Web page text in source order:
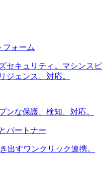
フォーム
セキュリティ。マシンスピ
ジェンス、対応。
ンな保護、検知、対応。
パートナー
出すワンクリック連携。